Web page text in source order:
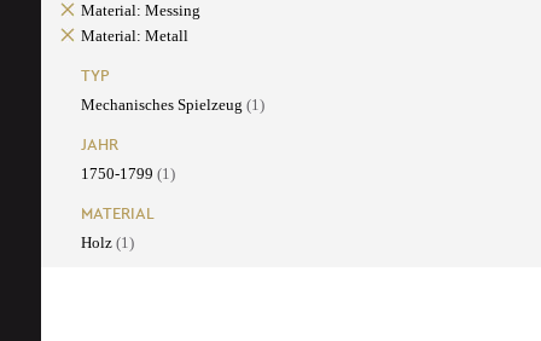
Material: Messing
Material: Metall
TYP
Mechanisches Spielzeug (1)
JAHR
1750-1799 (1)
MATERIAL
Holz (1)